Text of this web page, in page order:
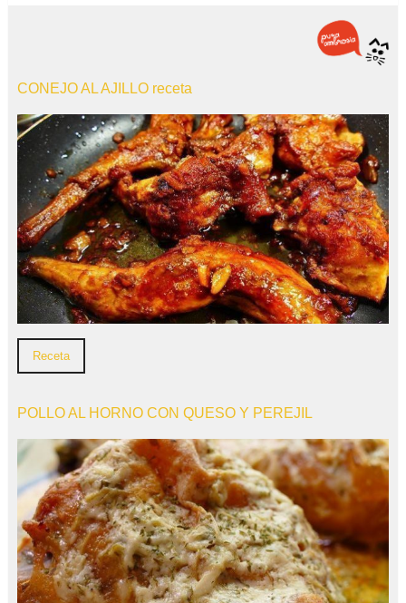
CONEJO AL AJILLO receta
Receta
POLLO AL HORNO CON QUESO Y PEREJIL